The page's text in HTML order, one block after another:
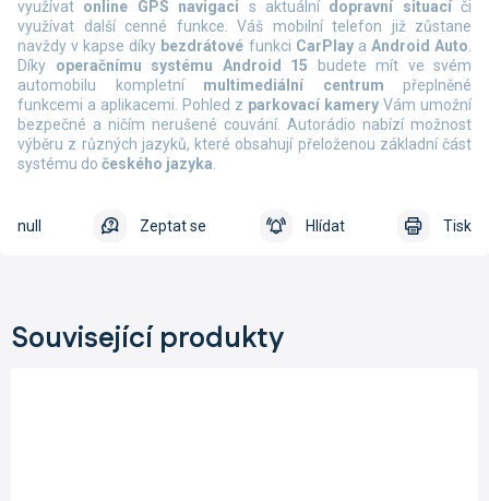
využívat online GPS navigaci s aktuální dopravní situacíči
využívat další cenné funkce. Váš mobilní telefon již zůstane
navždy v kapse díky bezdrátové funkci CarPlaya Android Auto.
Díky operačnímu systému Android 15 budete mít ve svém
automobilu kompletní multimediální centrum přeplněné
funkcemi a aplikacemi. Pohled z parkovací kamery Vám umožní
bezpečné a ničím nerušené couvání. Autorádio nabízí možnost
výběru z různých jazyků, které obsahují přeloženou základní část
systému do českého jazyka.
Tisk
Zeptat se Hlídat
null
Související produkty